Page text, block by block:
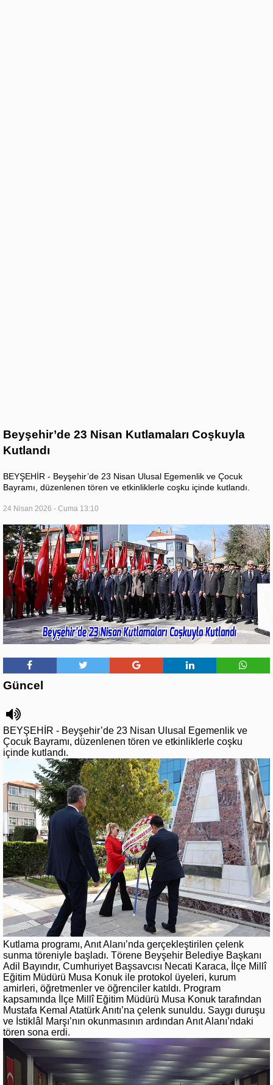
Beyşehir’de 23 Nisan Kutlamaları Coşkuyla
Kutlandı
BEYŞEHİR - Beyşehir’de 23 Nisan Ulusal Egemenlik ve Çocuk
Bayramı, düzenlenen tören ve etkinliklerle coşku içinde kutlandı.
24 Nisan 2026 - Cuma 13:10
Güncel
BEYŞEHİR - Beyşehir’de 23 Nisan Ulusal Egemenlik ve
Çocuk Bayramı, düzenlenen tören ve etkinliklerle coşku
içinde kutlandı.
Kutlama programı, Anıt Alanı’nda gerçekleştirilen çelenk
sunma töreniyle başladı. Törene Beyşehir Belediye Başkanı
Adil Bayındır, Cumhuriyet Başsavcısı Necati Karaca, İlçe Millî
Eğitim Müdürü Musa Konuk ile protokol üyeleri, kurum
amirleri, öğretmenler ve öğrenciler katıldı. Program
kapsamında İlçe Millî Eğitim Müdürü Musa Konuk tarafından
Mustafa Kemal Atatürk Anıtı’na çelenk sunuldu. Saygı duruşu
ve İstiklâl Marşı’nın okunmasının ardından Anıt Alanı’ndaki
tören sona erdi.